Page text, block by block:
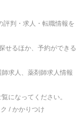
評判・求人・転職情報を
せるほか、予約ができる
求人、薬剤師求人情報
になってください。
/ かかりつけ